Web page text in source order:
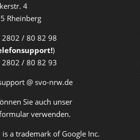
4
Rheinberg
2802 / 80 82 98
)
2802 / 80 82 93
@ svo-nrw.de
Sie auch unser
verwenden.
a trademark of Google Inc.